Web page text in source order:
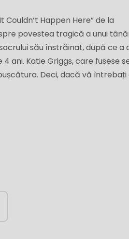
Happen Here” de la
povestea tragică a unui
său înstrăinat, după ce a
ani. Katie Griggs, care fusese
Deci, dacă vă întrebați